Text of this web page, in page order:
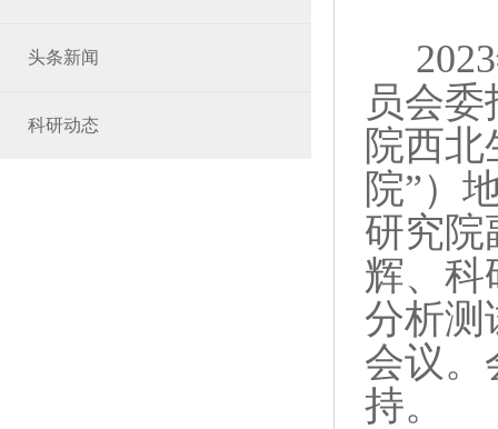
2023
员会
院西
院”）
研究院
辉、科
分析测
会议。
持。
头条新闻
科研动态